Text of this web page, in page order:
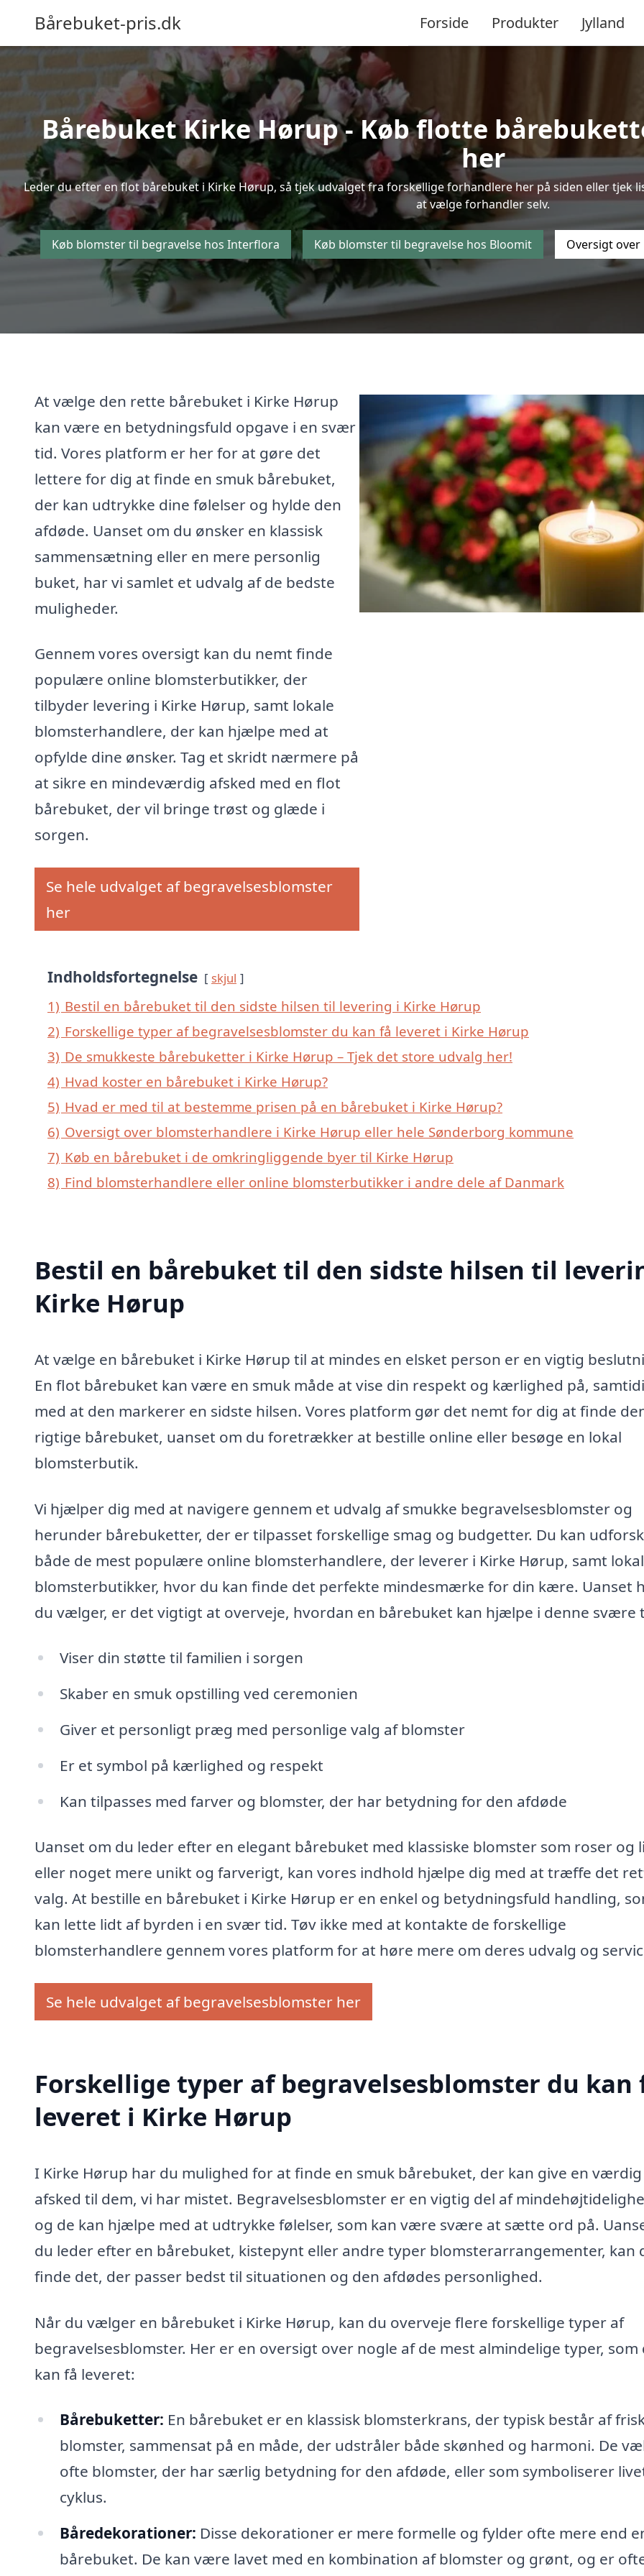
Bårebuket-pris.dk Forside Produkter Jylland
Bårebuket Kirke Hørup - Køb flotte
her
Leder du efter en flot bårebuket i Kirke Hørup, så tjek udvalget fra forskellige forhandlere her på siden eller
at vælge forhandler selv.
Køb blomster til begravelse hos Interflora Køb blomster til begravelse hos Bloomit Oversigt
At vælge den rette bårebuket i Kirke Hørup
kan være en betydningsfuld opgave i en svær
tid. Vores platform er her for at gøre det
lettere for dig at finde en smuk bårebuket,
der kan udtrykke dine følelser og hylde den
afdøde. Uanset om du ønsker en klassisk
sammensætning eller en mere personlig
buket, har vi samlet et udvalg af de bedste
muligheder.
Gennem vores oversigt kan du nemt finde
populære online blomsterbutikker, der
tilbyder levering i Kirke Hørup, samt lokale
blomsterhandlere, der kan hjælpe med at
opfylde dine ønsker. Tag et skridt nærmere på
at sikre en mindeværdig afsked med en flot
bårebuket, der vil bringe trøst og glæde i
sorgen.
Se hele udvalget af begravelsesblomster
her
Indholdsfortegnelse skjul
1) Bestil en bårebuket til den sidste hilsen til levering i Kirke Hørup
2) Forskellige typer af begravelsesblomster du kan få leveret i Kirke Hørup
3) De smukkeste bårebuketter i Kirke Hørup – Tjek det store udvalg her!
4) Hvad koster en bårebuket i Kirke Hørup?
5) Hvad er med til at bestemme prisen på en bårebuket i Kirke Hørup?
6) Oversigt over blomsterhandlere i Kirke Hørup eller hele Sønderborg kommune
7) Køb en bårebuket i de omkringliggende byer til Kirke Hørup
8) Find blomsterhandlere eller online blomsterbutikker i andre dele af Danmark
Bestil en bårebuket til den sidste hilsen til
Kirke Hørup
At vælge en bårebuket i Kirke Hørup til at mindes en elsket person er en vigtig
En flot bårebuket kan være en smuk måde at vise din respekt og kærlighed på,
med at den markerer en sidste hilsen. Vores platform gør det nemt for dig at finde
rigtige bårebuket, uanset om du foretrækker at bestille online eller besøge en lokal
blomsterbutik.
Vi hjælper dig med at navigere gennem et udvalg af smukke begravelsesblomster og
herunder bårebuketter, der er tilpasset forskellige smag og budgetter. Du kan
både de mest populære online blomsterhandlere, der leverer i Kirke Hørup, samt
blomsterbutikker, hvor du kan finde det perfekte mindesmærke for din kære. Uanset
du vælger, er det vigtigt at overveje, hvordan en bårebuket kan hjælpe i denne svære
Viser din støtte til familien i sorgen
Skaber en smuk opstilling ved ceremonien
Giver et personligt præg med personlige valg af blomster
Er et symbol på kærlighed og respekt
Kan tilpasses med farver og blomster, der har betydning for den afdøde
Uanset om du leder efter en elegant bårebuket med klassiske blomster som roser og
eller noget mere unikt og farverigt, kan vores indhold hjælpe dig med at træffe det
valg. At bestille en bårebuket i Kirke Hørup er en enkel og betydningsfuld handling,
kan lette lidt af byrden i en svær tid. Tøv ikke med at kontakte de forskellige
blomsterhandlere gennem vores platform for at høre mere om deres udvalg og
Se hele udvalget af begravelsesblomster her
Forskellige typer af begravelsesblomster du kan
leveret i Kirke Hørup
I Kirke Hørup har du mulighed for at finde en smuk bårebuket, der kan give en værdig
afsked til dem, vi har mistet. Begravelsesblomster er en vigtig del af
og de kan hjælpe med at udtrykke følelser, som kan være svære at sætte ord på.
du leder efter en bårebuket, kistepynt eller andre typer blomsterarrangementer, kan
finde det, der passer bedst til situationen og den afdødes personlighed.
Når du vælger en bårebuket i Kirke Hørup, kan du overveje flere forskellige typer af
begravelsesblomster. Her er en oversigt over nogle af de mest almindelige typer, som
kan få leveret:
Bårebuketter: En bårebuket er en klassisk blomsterkrans, der typisk består af
blomster, sammensat på en måde, der udstråler både skønhed og harmoni. De
ofte blomster, der har særlig betydning for den afdøde, eller som symboliserer
cyklus.
Båredekorationer: Disse dekorationer er mere formelle og fylder ofte mere end
bårebuket. De kan være lavet med en kombination af blomster og grønt, og er